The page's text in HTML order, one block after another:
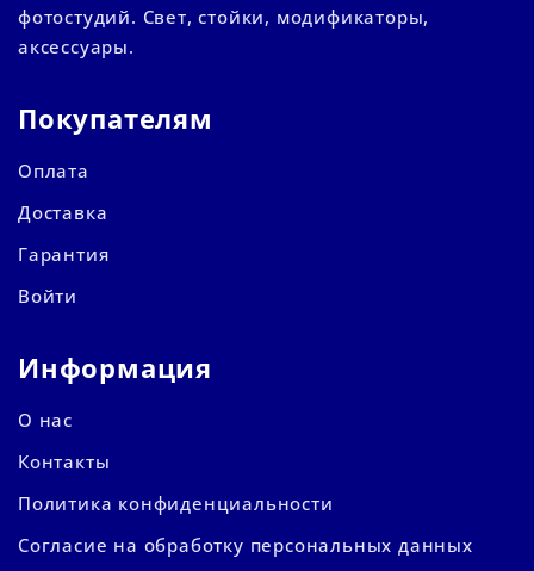
фотостудий. Свет, стойки, модификаторы,
аксессуары.
Покупателям
Оплата
Доставка
Гарантия
Войти
Информация
О нас
Контакты
Политика конфиденциальности
Согласие на обработку персональных данных